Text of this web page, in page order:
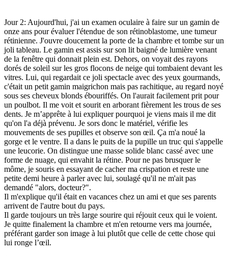
Jour 2: Aujourd'hui, j'ai un examen oculaire à faire sur un gamin de
onze ans pour évaluer l'étendue de son rétinoblastome, une tumeur
rétinienne. J'ouvre doucement la porte de la chambre et tombe sur un
joli tableau. Le gamin est assis sur son lit baigné de lumière venant
de la fenêtre qui donnait plein est. Dehors, on voyait des rayons
dorés de soleil sur les gros flocons de neige qui tombaient devant les
vitres. Lui, qui regardait ce joli spectacle avec des yeux gourmands,
c'était un petit gamin maigrichon mais pas rachitique, au regard noyé
sous ses cheveux blonds ébouriffés. On l'aurait facilement prit pour
un poulbot. Il me voit et sourit en arborant fièrement les trous de ses
dents. Je m’apprête à lui expliquer pourquoi je viens mais il me dit
qu'on l'a déjà prévenu. Je sors donc le matériel, vérifie les
mouvements de ses pupilles et observe son œil. Ça m'a noué la
gorge et le ventre. Il a dans le puits de la pupille un truc qui s'appelle
une leucorie. On distingue une masse solide blanc cassé avec une
forme de nuage, qui envahit la rétine. Pour ne pas brusquer le
môme, je souris en essayant de cacher ma crispation et reste une
petite demi heure à parler avec lui, soulagé qu'il ne m'ait pas
demandé "alors, docteur?".
Il m'explique qu'il était en vacances chez un ami et que ses parents
arrivent de l'autre bout du pays.
Il garde toujours un très large sourire qui réjouit ceux qui le voient.
Je quitte finalement la chambre et m'en retourne vers ma journée,
préférant garder son image à lui plutôt que celle de cette chose qui
lui ronge l’œil.